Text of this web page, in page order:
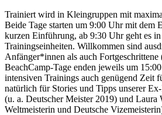
Trainiert wird in Kleingruppen mit
Beide Tage starten um 9:00 Uhr mit dem
kurzen Einführung, ab 9:30 Uhr geht es in
Trainingseinheiten. Willkommen sind
Anfänger*innen als auch Fortgeschrittene
BeachCamp-Tage enden jeweils um
intensiven Trainings auch genügend Zeit
natürlich für Stories und Tipps unserer
(u. a. Deutscher Meister 2019) und Laura
Weltmeisterin und Deutsche